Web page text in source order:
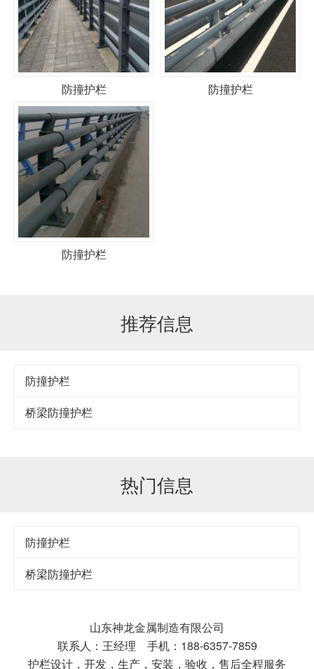
防撞护栏 防撞护栏
防撞护栏
推荐信息
防撞护栏
桥梁防撞护栏
热门信息
防撞护栏
桥梁防撞护栏
山东神龙金属制造有限公司
联系人：王经理 手机：188-6357-7859
护栏设计，开发，生产，安装，验收，售后全程服务